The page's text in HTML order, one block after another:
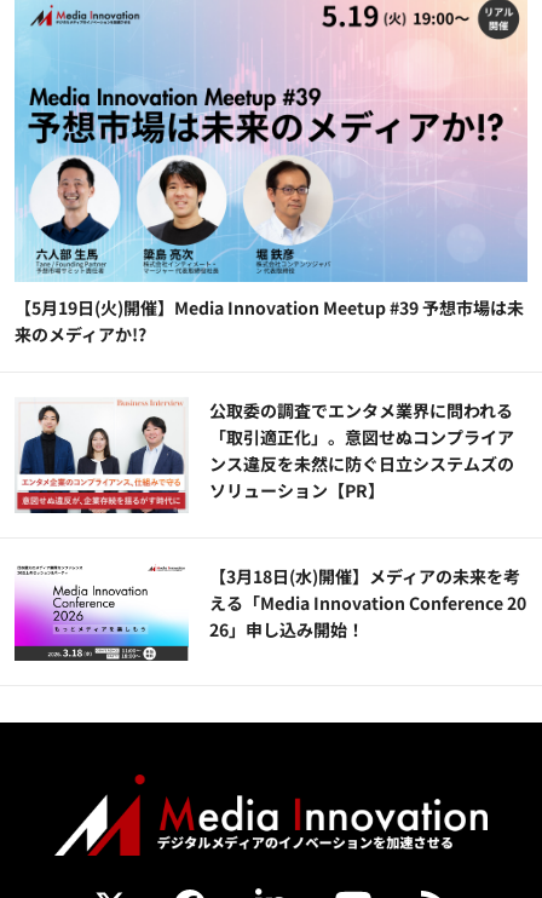
【5月19日(火)開催】Media Innovation Meetup #39 予想市場は未
来のメディアか!?
公​​取委の調査でエンタメ業界に問われる
「取引適正化」。意図せぬコンプライア
ンス違反を未然に防ぐ日立システムズの
ソリューション​【PR】
【3月18日(水)開催】メディアの未来を考
える「Media Innovation Conference 20
26」申し込み開始！